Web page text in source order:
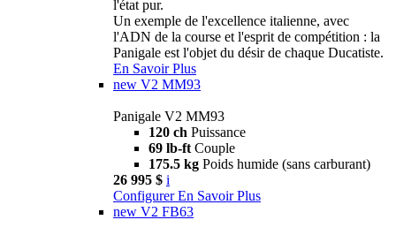
l'état pur.
Un exemple de l'excellence italienne, avec
l'ADN de la course et l'esprit de compétition : la
Panigale est l'objet du désir de chaque Ducatiste.
En Savoir Plus
new V2 MM93
Panigale V2 MM93
120 ch Puissance
69 lb-ft Couple
175.5 kg Poids humide (sans carburant)
26 995 $ i
Configurer En Savoir Plus
new V2 FB63